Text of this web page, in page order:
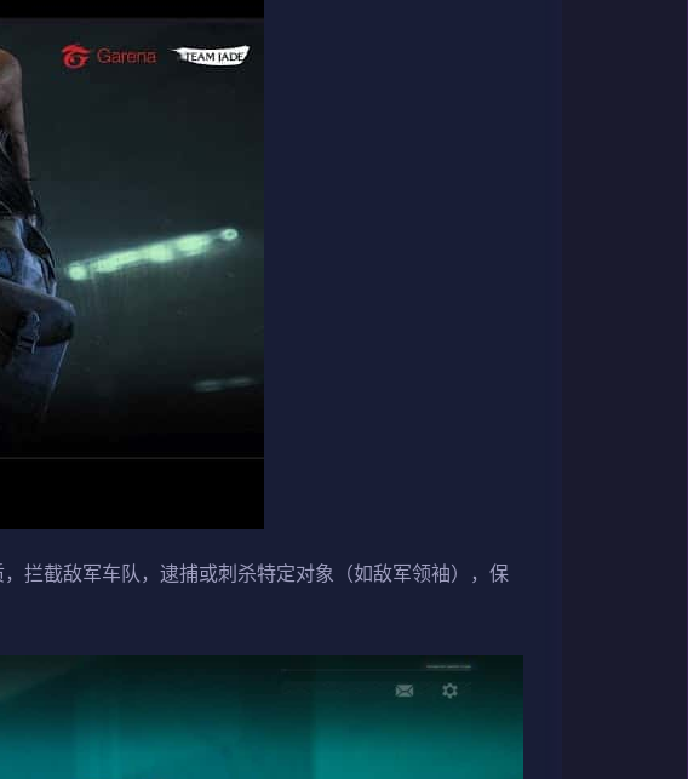
拦截敌军车队，逮捕或刺杀特定对象（如敌军领袖），保